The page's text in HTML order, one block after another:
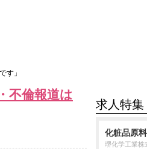
す」
不倫報道は
求人特集
化粧品原
堺化学工業株